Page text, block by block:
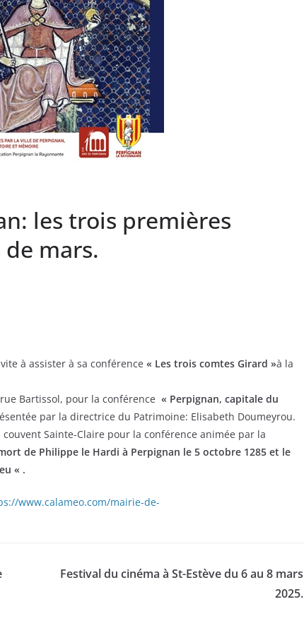
les trois premières
mars.
à assister à sa conférence « Les trois comtes Girard »à la
Bartissol, pour la conférence « Perpignan, capitale du
par la directrice du Patrimoine: Elisabeth Doumeyrou.
couvent Sainte-Claire pour la conférence animée par la
de Philippe le Hardi à Perpignan le 5 octobre 1285 et le
« .
www.calameo.com/mairie-de-
Festival du cinéma à St-Estève du 6 au 8 mars
2025.